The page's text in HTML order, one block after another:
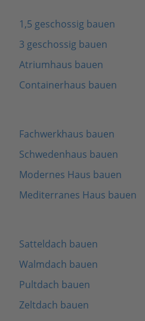
1,5 geschossig bauen
3 geschossig bauen
Atriumhaus bauen
Containerhaus bauen
Fachwerkhaus bauen
Schwedenhaus bauen
Modernes Haus bauen
Mediterranes Haus bauen
Satteldach bauen
Walmdach bauen
Pultdach bauen
Zeltdach bauen